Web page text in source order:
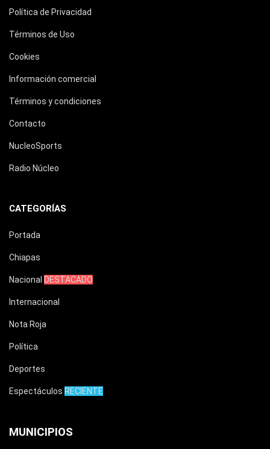
Política de Privacidad
Términos de Uso
Cookies
Información comercial
Términos y condiciones
Contacto
NucleoSports
Radio Núcleo
CATEGORÍAS
Portada
Chiapas
Nacional DESTACADO
Internacional
Nota Roja
Política
Deportes
Espectáculos RECIENTE
MUNICIPIOS